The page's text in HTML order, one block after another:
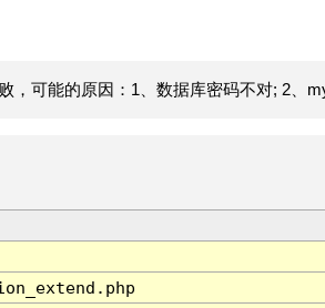
，可能的原因：1、数据库密码不对; 2、